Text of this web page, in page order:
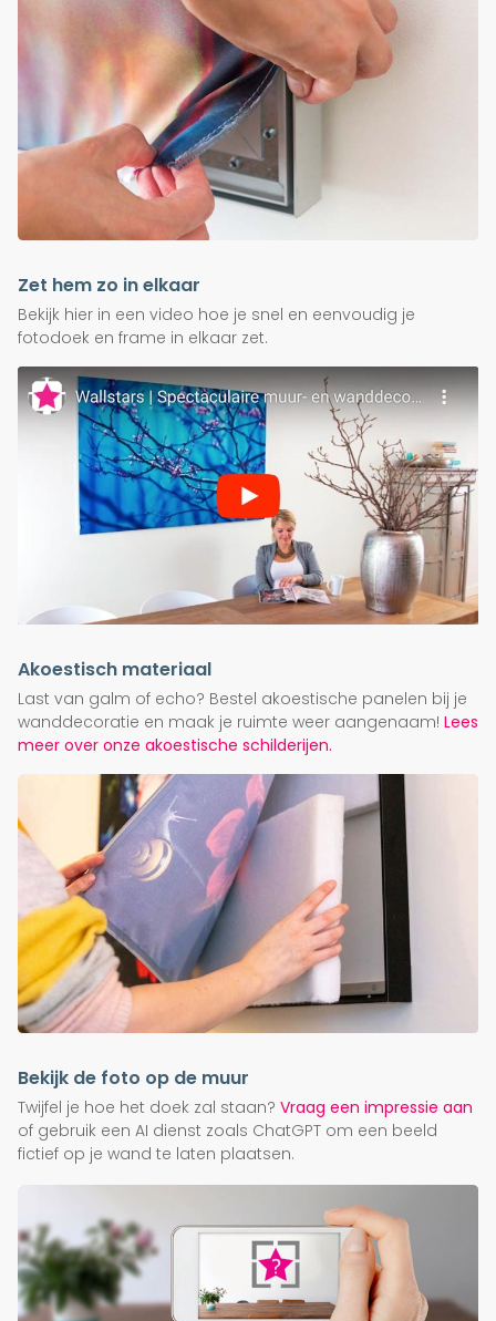
Zet hem zo in elkaar
Bekijk hier in een video hoe je snel en eenvoudig je
fotodoek en frame in elkaar zet.
Akoestisch materiaal
Last van galm of echo? Bestel akoestische panelen bij je
wanddecoratie en maak je ruimte weer aangenaam! Lees
meer over onze akoestische schilderijen.
Bekijk de foto op de muur
Twijfel je hoe het doek zal staan? Vraag een impressie aan
of gebruik een AI dienst zoals ChatGPT om een beeld
fictief op je wand te laten plaatsen.